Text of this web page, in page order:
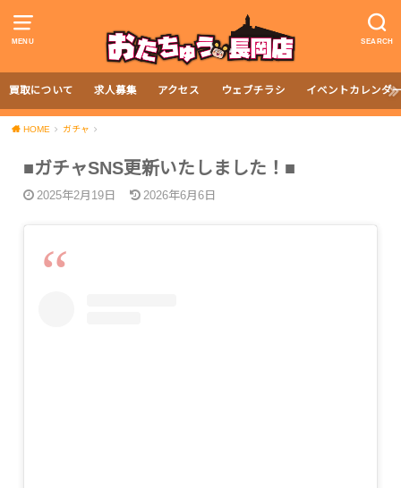
MENU SEARCH
買取について 求人募集 アクセス ウェブチラシ イベントカレンダ
HOME ガチャ
■ガチャSNS更新いたしました！■
2025年2月19日 2026年6月6日